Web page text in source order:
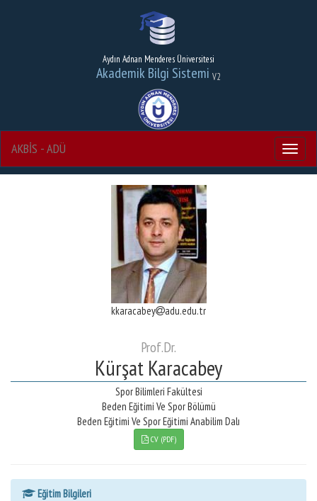
Aydın Adnan Menderes Üniversitesi
Akademik Bilgi Sistemi V2
Menu
AKBİS - ADÜ
kkaracabey adu.edu.tr
Prof.Dr.
Kürşat Karacabey
Spor Bilimleri Fakültesi
Beden Eğitimi Ve Spor Bölümü
Beden Eğitimi Ve Spor Eğitimi Anabilim Dalı
CV (PDF)
Eğitim Bilgileri